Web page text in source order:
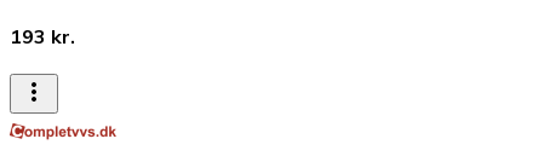
193 kr.